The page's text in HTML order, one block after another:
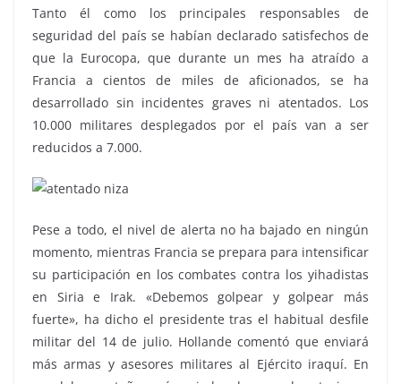
Tanto él como los principales responsables de
seguridad del país se habían declarado satisfechos de
que la Eurocopa, que durante un mes ha atraído a
Francia a cientos de miles de aficionados, se ha
desarrollado sin incidentes graves ni atentados. Los
10.000 militares desplegados por el país van a ser
reducidos a 7.000.
Pese a todo, el nivel de alerta no ha bajado en ningún
momento, mientras Francia se prepara para intensificar
su participación en los combates contra los yihadistas
en Siria e Irak. «Debemos golpear y golpear más
fuerte», ha dicho el presidente tras el habitual desfile
militar del 14 de julio. Hollande comentó que enviará
más armas y asesores militares al Ejército iraquí. En